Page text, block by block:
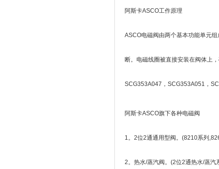
阿斯卡ASCO工作原理
ASCO电磁阀由两个基本功能单元
断。电磁线圈被直接安装在阀体上
SCG353A047，SCG353A051，
阿斯卡ASCO旗下各种电磁阀
1。2位2通通用型阀。(8210系列
2。热水/蒸汽阀。(2位2通热水/蒸